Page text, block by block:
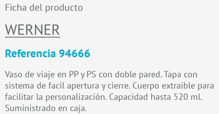
Ficha del producto
WERNER
Referencia 94666
Vaso de viaje en PP y PS con doble pared. Tapa con
sistema de facil apertura y cierre. Cuerpo extraible para
facilitar la personalización. Capacidad hasta 520 ml.
Suministrado en caja.